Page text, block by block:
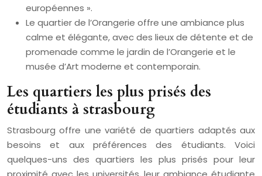
européennes ».
Le quartier de l’Orangerie offre une ambiance plus
calme et élégante, avec des lieux de détente et de
promenade comme le jardin de l’Orangerie et le
musée d’Art moderne et contemporain.
Les quartiers les plus prisés des
étudiants à strasbourg
Strasbourg offre une variété de quartiers adaptés aux
besoins et aux préférences des étudiants. Voici
quelques-uns des quartiers les plus prisés pour leur